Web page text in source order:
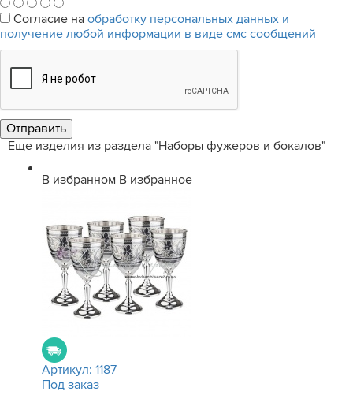
Согласие на обработку персональных данных и
получение любой информации в виде смс сообщений
Еще изделия из раздела "Наборы фужеров и бокалов"
В избранном В избранное
Артикул: 1187
Под заказ